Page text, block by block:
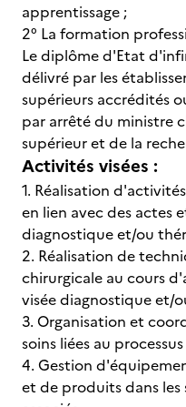
apprentissage ;
2° La formation
Le diplôme d'Etat
délivré par les
supérieurs accrédités
par arrêté du ministre
supérieur et de la
Activités visées :
1. Réalisation
en lien avec des actes
diagnostique et/ou
2. Réalisation de
chirurgicale au cours
visée diagnostique et/
3. Organisation et
soins liées au
4. Gestion
et de produits dans